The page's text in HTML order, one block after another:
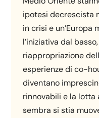
ipotesi decrescista
in crisi e un’Europa
l’iniziativa dal
riappropriazione
esperienze di co-
diventano
rinnovabili e la
sembra si stia